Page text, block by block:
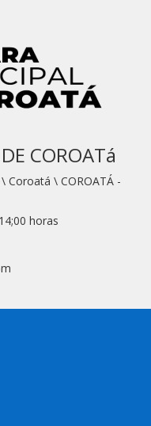
COROATá
Coroatá \ COROATÁ -
horas